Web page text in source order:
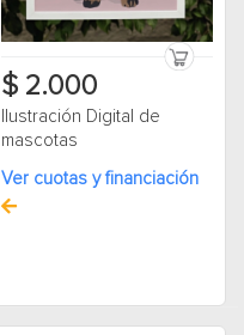
$ 2.000
Ilustración Digital de
mascotas
Ver cuotas y financiación